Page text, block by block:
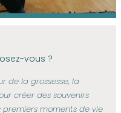
vous ?
de la grossesse, la
créer des souvenirs
premiers moments de vie